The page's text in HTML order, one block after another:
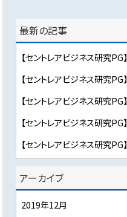
最新の記事
【セントレアビジネス研究PG
【セントレアビジネス研究
【セントレアビジネス研究
【セントレアビジネス研究
【セントレアビジネス研究
アーカイブ
2019年12月